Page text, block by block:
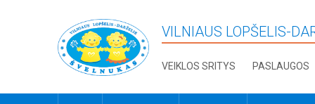
VILNIAUS LOPŠELIS-
VEIKLOS SRITYS PASLAUGOS